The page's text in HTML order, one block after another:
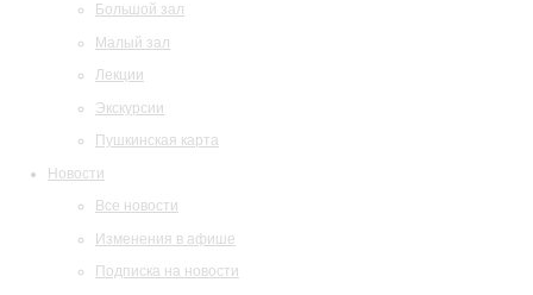
Большой зал
Малый зал
Лекции
Экскурсии
Пушкинская карта
Новости
Все новости
Изменения в афише
Подписка на новости